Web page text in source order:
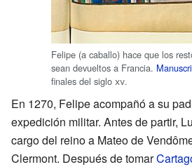
Felipe (a caballo) hace que los
sean devueltos a Francia.
finales del siglo xv.
En 1270, Felipe acompañó a su
expedición militar. Antes de partir,
cargo del reino a Mateo de
Clermont. Después de tomar